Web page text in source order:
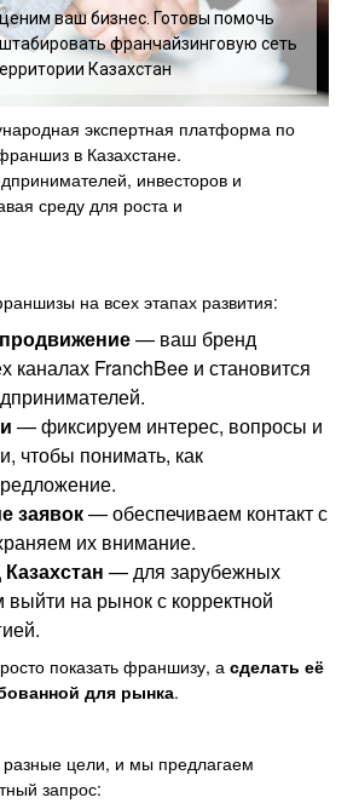
ваш бизнес. Готовы помочь
франчайзинговую сеть
Казахстан
экспертная платформа по
в Казахстане.
инвесторов и
среду для роста и
на всех этапах развития:
— ваш бренд
каналах FranchBee и становится
— фиксируем интерес, вопросы и
чтобы понимать, как
заявок— обеспечиваем контакт с
их внимание.
— для зарубежных
на рынок с корректной
показать франшизу, а сделать её
для рынка.
цели, и мы предлагаем
запрос: